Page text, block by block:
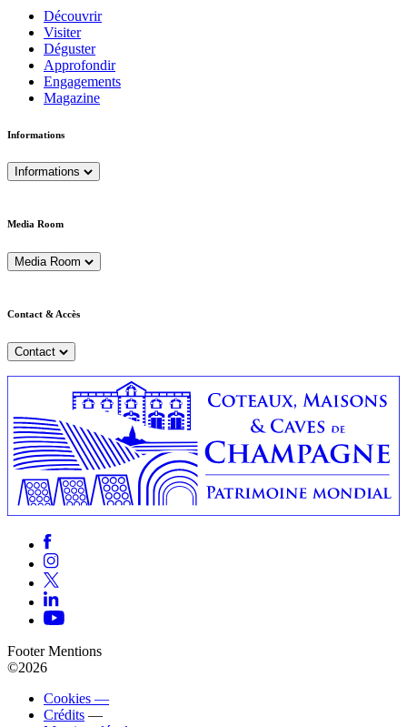
Découvrir
Visiter
Déguster
Approfondir
Engagements
Magazine
Informations
Informations
Media Room
Media Room
Contact & Accès
Contact
Footer Mentions
©2026
Cookies —
Crédits —